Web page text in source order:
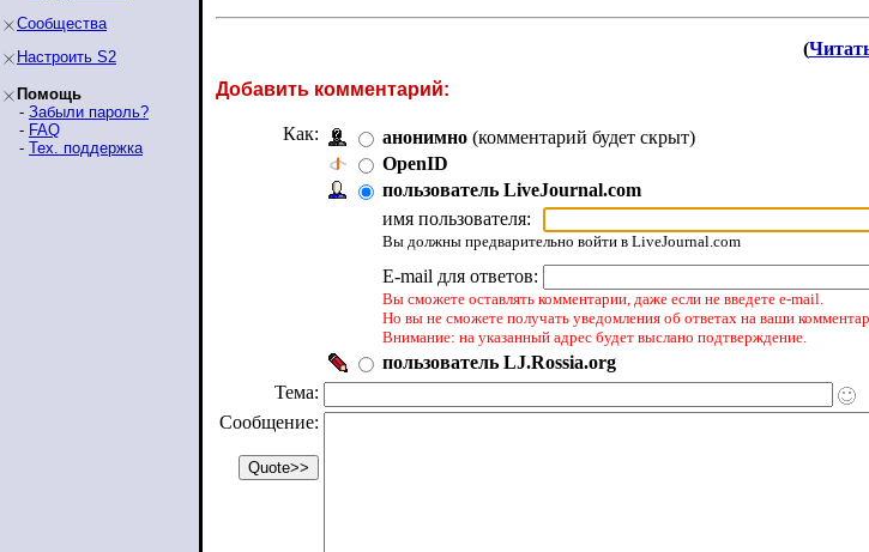
Сообщества
Настроить S2
Помощь
- Забыли пароль?
- FAQ
- Тех. поддержка
(
Добавить комментарий:
Как: анонимно (комментарий будет скрыт)
OpenID
пользователь LiveJournal.com
имя пользователя:
Вы должны предварительно войти в LiveJournal.com
E-mail для ответов:
Вы сможете оставлять комментарии, даже если не введете e-mail.
Но вы не сможете получать уведомления об ответах на ваши
Внимание: на указанный адрес будет выслано подтверждение.
пользователь LJ.Rossia.org
Тема:
Сообщение: